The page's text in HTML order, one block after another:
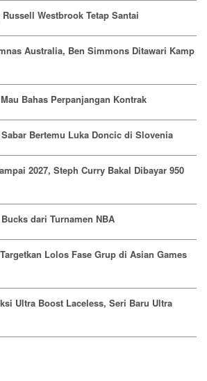
Westbrook Tetap Santai
Australia, Ben Simmons Ditawari Kamp
Bahas Perpanjangan Kontrak
Bertemu Luka Doncic di Slovenia
2027, Steph Curry Bakal Dibayar 950
dari Turnamen NBA
Lolos Fase Grup di Asian Games
Ultra Boost Laceless, Seri Baru Ultra